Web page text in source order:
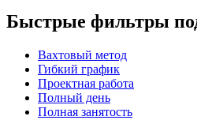
Быстрые фильтры
Вахтовый метод
Гибкий график
Проектная работа
Полный день
Полная занятость